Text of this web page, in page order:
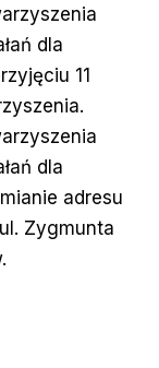
dla
11
dla
adresu
Zygmunta